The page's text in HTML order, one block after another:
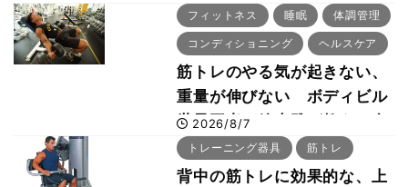
「回復習慣」
フィットネス 睡眠 体調管理
コンディショニング ヘルスケア
筋トレのやる気が起きない、
重量が伸びない ボディビル
世界王者・鈴木雅が教える食
事・睡眠・呼吸の整え方
2026/8/7
トレーニング器具 筋トレ
背中の筋トレに効果的な、上